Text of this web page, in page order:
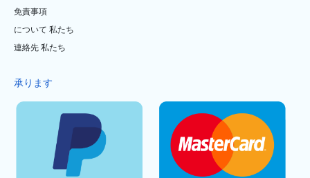
免責事項
について 私たち
連絡先 私たち
承ります